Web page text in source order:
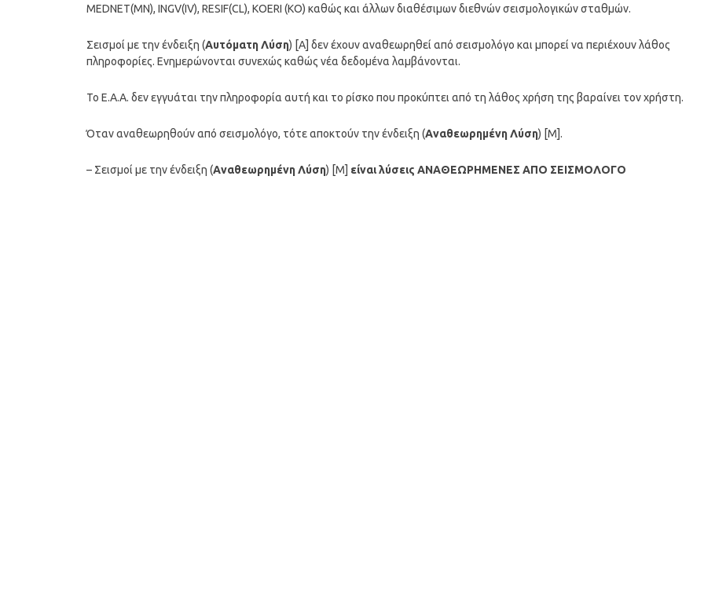
MEDNET(MN), INGV(IV), RESIF(CL), KOERI (KO) καθώς και άλλων διαθέσιμων διεθνών σεισμολογικών σταθμών.
Σεισμοί με την ένδειξη (Αυτόματη Λύση) [A] δεν έχουν αναθεωρηθεί από σεισμολόγο και μπορεί να περιέχουν λάθος
πληροφορίες. Ενημερώνονται συνεχώς καθώς νέα δεδομένα λαμβάνονται.
To Ε.Α.Α. δεν εγγυάται την πληροφορία αυτή και το ρίσκο που προκύπτει από τη λάθος χρήση της βαραίνει τον χρήστη.
Όταν αναθεωρηθούν από σεισμολόγο, τότε αποκτούν την ένδειξη (Αναθεωρημένη Λύση) [M].
– Σεισμοί με την ένδειξη (Αναθεωρημένη Λύση) [M] είναι λύσεις ΑΝΑΘΕΩΡΗΜΕΝΕΣ ΑΠΟ ΣΕΙΣΜΟΛΟΓΟ